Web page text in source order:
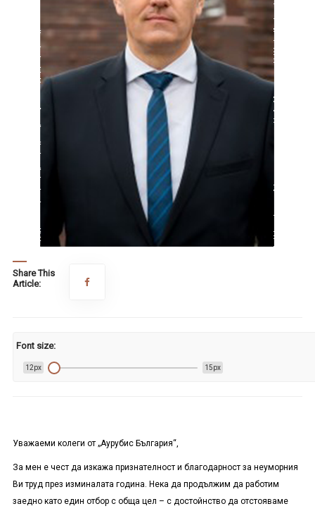
Share This
Article:
Font size:
12px 15px
Уважаеми колеги от „Аурубис България“,
За мен е чест да изкажа признателност и благодарност за неуморния
Ви труд през изминалата година. Нека да продължим да работим
заедно като един отбор с обща цел – с достойнство да отстояваме